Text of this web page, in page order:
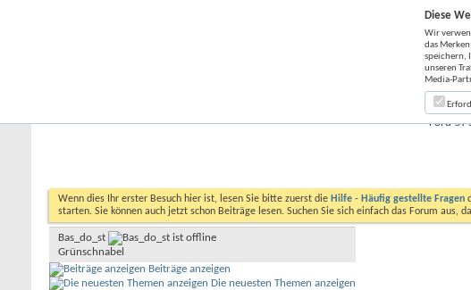
Ford-
Wenn dies Ihr erster Besuch hier ist, lesen Sie bitte zuerst die Hilfe - Häufig gestellte Fragen
starten. Sie können auch jetzt schon Beiträge lesen. Suchen Sie sich einfach das Forum aus,
Bas_do_st
Grünschnabel
Beiträge anzeigen
Die neuesten Themen anzeigen
Diese
Wir
das
speichern,
unseren
Media-